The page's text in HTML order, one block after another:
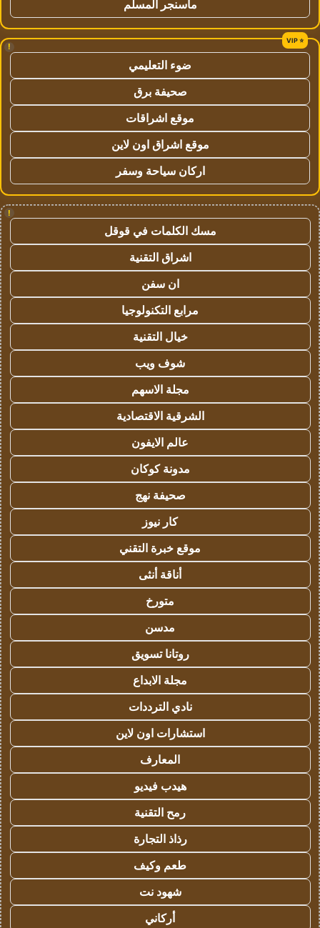
ماسنجر المسلم
!
ضوء التعليمي
صحيفة برق
موقع اشراقات
موقع اشراق اون لاين
اركان سياحة وسفر
!
مسك الكلمات في قوقل
اشراق التقنية
ان سفن
مرابع التكنولوجيا
خيال التقنية
شوف ويب
مجلة الاسهم
الشرقية الاقتصادية
عالم الايفون
مدونة كوكان
صحيفة نهج
كار نيوز
موقع خبرة التقني
أناقة أنثى
متورخ
مدسن
روتانا تسويق
مجلة الابداع
نادي الترددات
استشارات اون لاين
المعارف
هيدب فيديو
رمح التقنية
رذاذ التجارة
طعم وكيف
شهود نت
أركاني